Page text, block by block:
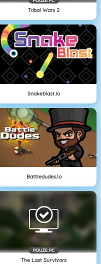
Tribal Wars 2
Snakeblast.io
Battledudes.io
POUZE PC
The Last Survivors